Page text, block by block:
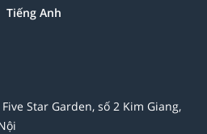
Tiếng Anh
Star Garden, số 2 Kim Giang,